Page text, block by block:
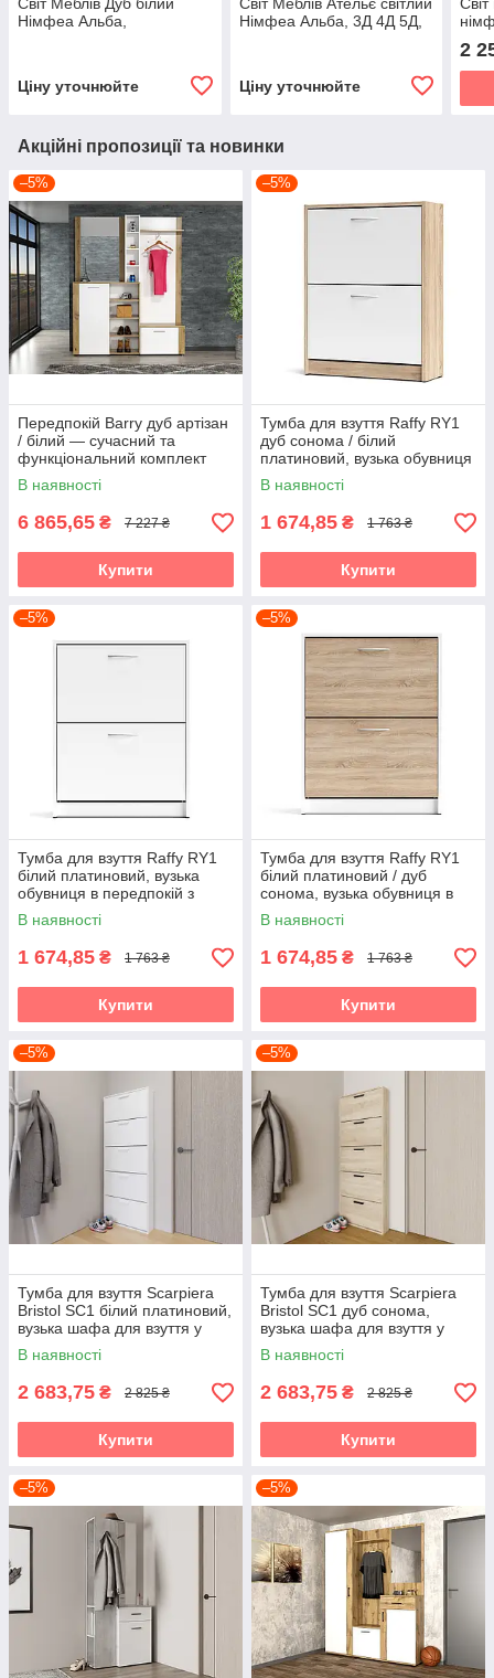
Світ Меблів Дуб білий
Німфеа Альба,
Ціну уточнюйте
Світ Меблів Ательє світлий
Німфеа Альба, 3Д 4Д 5Д,
Ціну уточнюйте
2
Акційні пропозиції та новинки
–5%
Передпокій Barry дуб артізан
/ білий — сучасний та
функціональний комплект
для коридору Accord
В наявності
6 865,65 ₴ 7 227 ₴
Купити
–5%
Тумба для взуття Raffy RY1
дуб сонома / білий
платиновий, вузька обувниця
в передпокій з двома
відкидними секціями Accord
В наявності
1 674,85 ₴ 1 763 ₴
Купити
–5%
Тумба для взуття Raffy RY1
білий платиновий, вузька
обувниця в передпокій з
двома відкидними секціями
Accord
В наявності
1 674,85 ₴ 1 763 ₴
Купити
–5%
Тумба для взуття Raffy RY1
білий платиновий / дуб
сонома, вузька обувниця в
передпокій з двома
відкидними секціями Accord
В наявності
1 674,85 ₴ 1 763 ₴
Купити
–5%
Тумба для взуття Scarpiera
Bristol SC1 білий платиновий,
вузька шафа для взуття у
передпокій Accord
В наявності
2 683,75 ₴ 2 825 ₴
Купити
–5%
Тумба для взуття Scarpiera
Bristol SC1 дуб сонома,
вузька шафа для взуття у
передпокій Accord
В наявності
2 683,75 ₴ 2 825 ₴
Купити
–5% –5%